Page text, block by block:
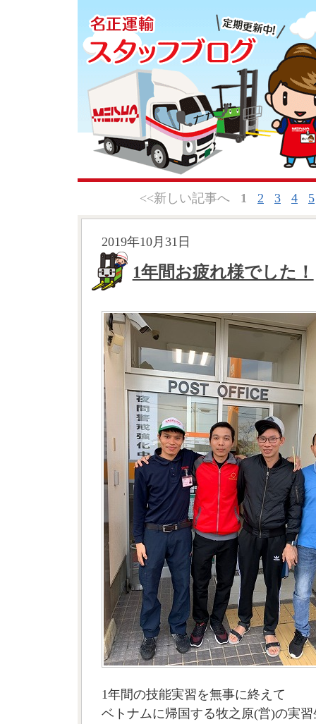
<<新しい記事へ 1 2 3 4 5
2019年10月31日
1年間お疲れ様でした！
1年間の技能実習を無事に終えて
ベトナムに帰国する牧之原(営)の実